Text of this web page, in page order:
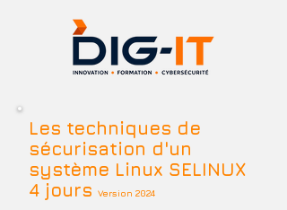
Les techniques de
sécurisation d'un
système Linux SELINUX
4 jours Version 2024